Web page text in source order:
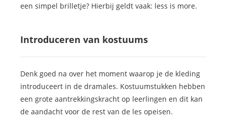
een simpel brilletje? Hierbij geldt vaak: less is more.
Introduceren van kostuums
Denk goed na over het moment waarop je de kleding
introduceert in de dramales. Kostuumstukken hebben
een grote aantrekkingskracht op leerlingen en dit kan
de aandacht voor de rest van de les opeisen.